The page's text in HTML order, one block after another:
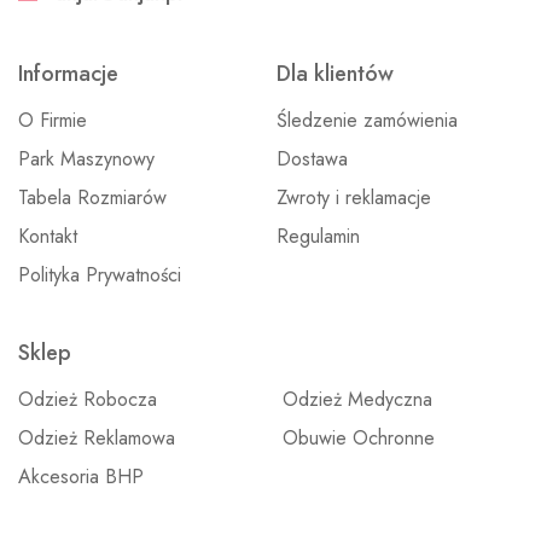
Informacje
O Firmie
Park Maszynowy
Tabela Rozmiarów
Kontakt
Polityka Prywatności
Dla klientów
Śledzenie zamówienia
Dostawa
Zwroty i reklamacje
Regulamin
Sklep
Odzież Robocza
Odzież Medyczna
Odzież Reklamowa
Obuwie Ochronne
Akcesoria BHP